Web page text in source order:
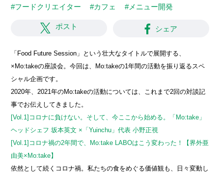
#フードクリエイター #カフェ #メニュー開発
ポスト シェア
「Food Future Session」という壮大なタイトルで展開する、
×Mo:takeの座談会。今回は、Mo:takeの1年間の活動を振り返るスペ
シャル企画です。
2020年、2021年のMo:takeの活動については、これまで2回の対談記
事でお伝えしてきました。
[Vol.1]コロナに負けない。そして、今ここから始める。「Mo:take」
ヘッドシェフ 坂本英文 ×「Yuinchu」代表 小野正視
[Vol.1]コロナ禍の2年間で、Mo:take LABOはこう変わった！【界外亜
由美×Mo:take】
依然として続くコロナ禍。私たちの食をめぐる価値観も、日々変動し